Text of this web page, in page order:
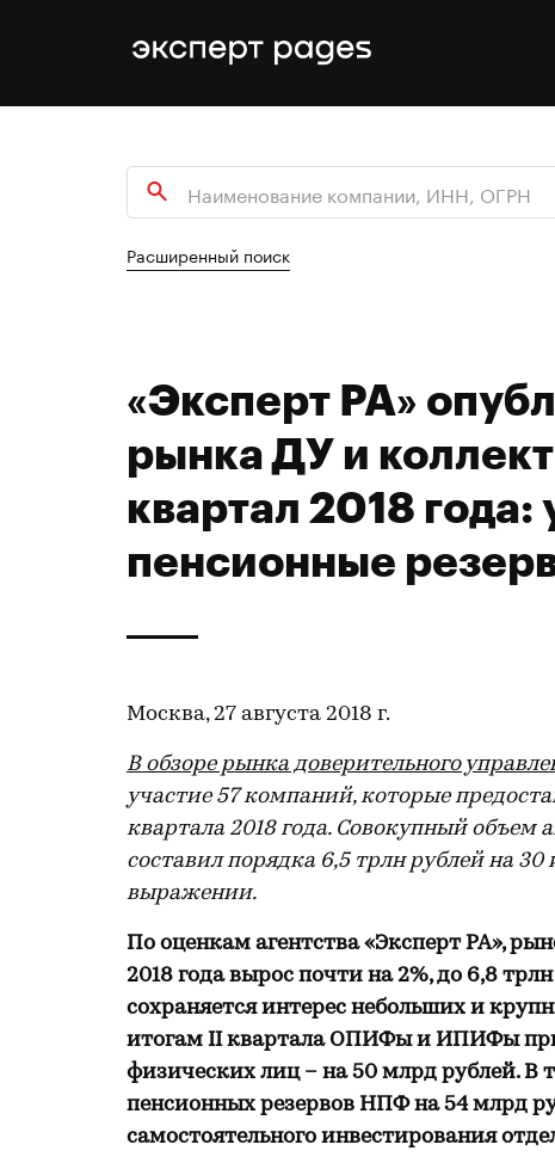
Расширенный поиск
«Эксперт РА»
рынка ДУ и
квартал 2018
пенсионные
Москва, 27 августа 2018 г.
В обзоре рынка доверительного
участие 57 компаний, которые
квартала 2018 года. Совокупный объем
составил порядка 6,5 трлн рублей на
выражении.
По оценкам агентства «Эксперт РА»,
2018 года вырос почти на 2%, до 6,8
сохраняется интерес небольших и
итогам IIквартала ОПИФы и ИПИФы
физических лиц – на 50 млрд рублей. В
пенсионных резервов НПФ на 54 млрд
самостоятельного инвестирования